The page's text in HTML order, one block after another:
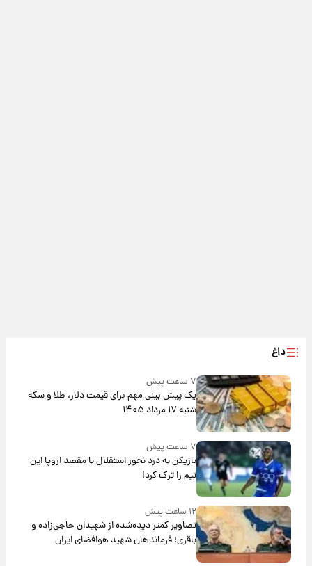
داغ
۷ ساعت پیش
یک پیش ‌بینی مهم برای قیمت دلار، طلا و سکه
شنبه ۱۷ مرداد ۱۴۰۵
۷ ساعت پیش
بازیکن به درد نخور استقلال با مقصد اروپا این
تیم را ترک کرد!
۱۲ ساعت پیش
تصاویر کمتر دیده‌شده از شهیدان حاجی‌زاده و
باقری؛ فرماندهان شهید هوافضای ایران